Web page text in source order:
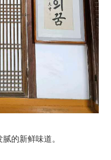
的新鲜味道。